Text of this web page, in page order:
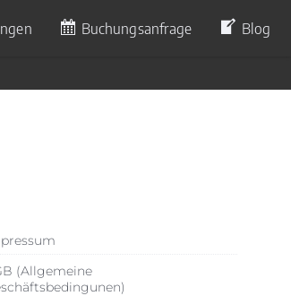
Buchungsanfrage Blog
(Allgemeine